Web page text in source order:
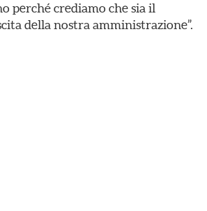
perché crediamo che sia il
della nostra amministrazione”.